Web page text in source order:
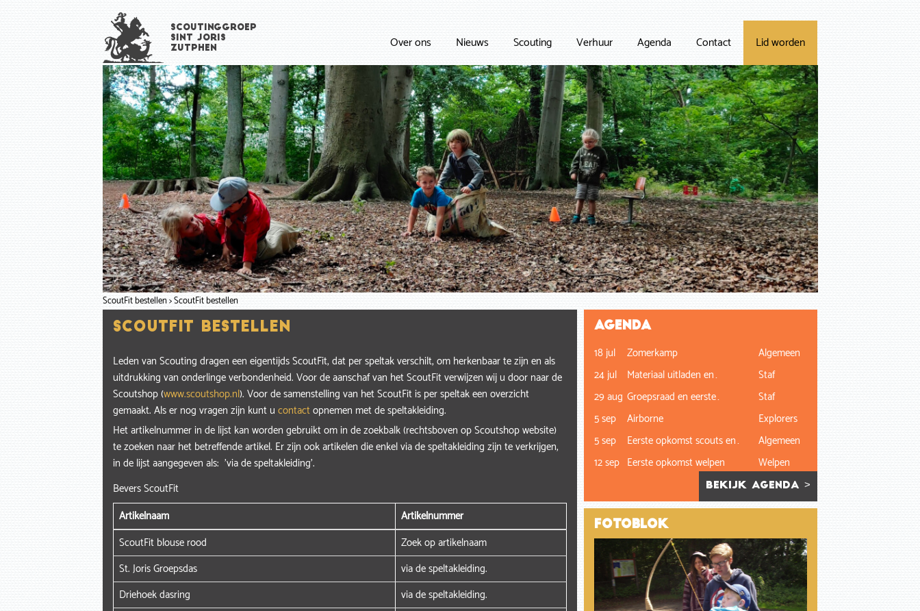
Scoutinggroep
Sint Joris
Zutphen
Over ons Nieuws Scouting Verhuur Agenda Contact Lid worden
ScoutFit bestellen ScoutFit bestellen
ScoutFit bestellen
Leden van Scouting dragen een eigentijds ScoutFit, dat per speltak verschilt, om herkenbaar te zijn en als
uitdrukking van onderlinge verbondenheid. Voor de aanschaf van het ScoutFit verwijzen wij u door naar de
Scoutshop (www.scoutshop.nl). Voor de samenstelling van het ScoutFit is per speltak een overzicht
gemaakt. Als er nog vragen zijn kunt u contactopnemen met de speltakleiding.
Het artikelnummer in de lijst kan worden gebruikt om in de zoekbalk (rechtsboven op Scoutshop website)
te zoeken naar het betreffende artikel. Er zijn ook artikelen die enkel via de speltakleiding zijn te verkrijgen,
in de lijst aangegeven als: 'via de speltakleiding'.
Bevers ScoutFit
Artikelnaam
Artikelnummer
ScoutFit blouse rood
Zoek op artikelnaam
St. Joris Groepsdas
via de speltakleiding.
Driehoek dasring
via de speltakleiding.
Agenda
18 jul Zomerkamp
Algemeen
24 jul
Materiaal uitladen en…
Staf
29 aug Groepsraad en eerste…
Staf
5 sep
Airborne
Explorers
5 sep
Eerste opkomst scouts en…
Algemeen
12 sep Eerste opkomst welpen Welpen
bekijk agenda >
Fotoblok